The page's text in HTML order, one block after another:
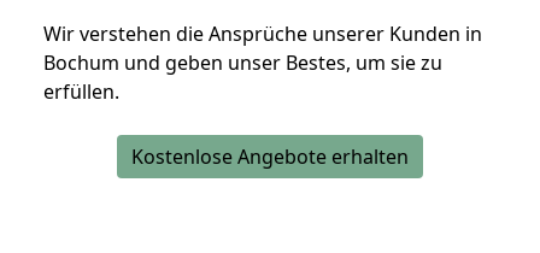
Wir verstehen die Ansprüche unserer Kunden in
Bochum und geben unser Bestes, um sie zu
erfüllen.
Kostenlose Angebote erhalten